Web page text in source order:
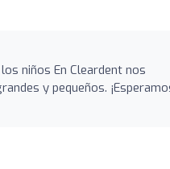
niños En Cleardent nos
y pequeños.